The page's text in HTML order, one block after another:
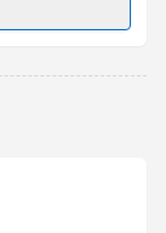
için bir